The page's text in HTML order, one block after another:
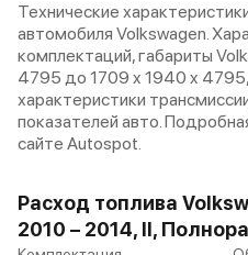
Технические
автомобиля Volkswagen.
комплектаций, габариты
4795 до 1709 x 1940 x 4795,
характеристики
показателей авто.
сайте Autospot.
Расход топлива
2010 – 2014, II,